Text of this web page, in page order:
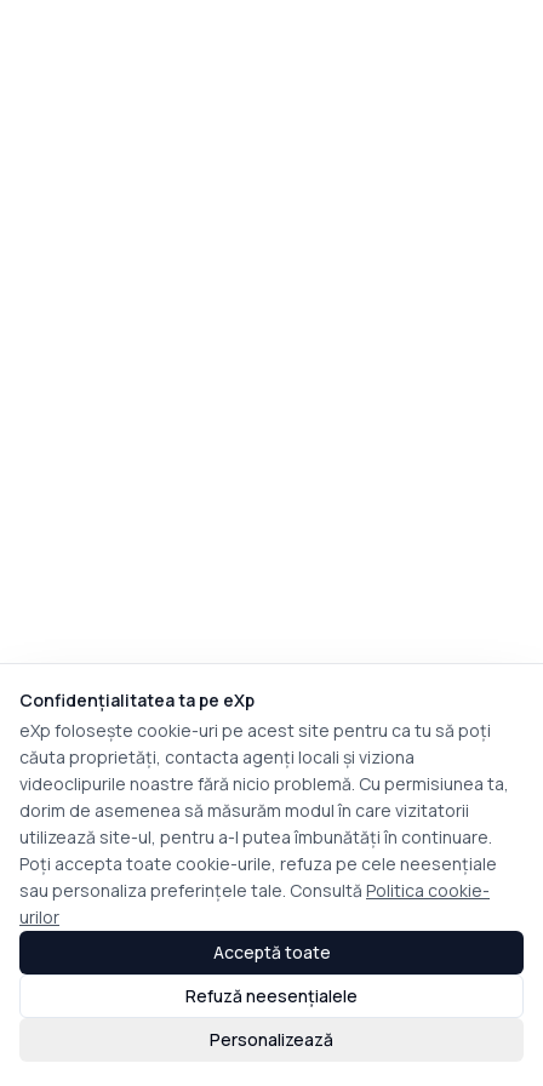
Confidențialitatea ta pe eXp
eXp folosește cookie-uri pe acest site pentru ca tu să poți
căuta proprietăți, contacta agenți locali și viziona
videoclipurile noastre fără nicio problemă. Cu permisiunea ta,
dorim de asemenea să măsurăm modul în care vizitatorii
utilizează site-ul, pentru a-l putea îmbunătăți în continuare.
Poți accepta toate cookie-urile, refuza pe cele neesențiale
sau personaliza preferințele tale. Consultă Politica cookie-
urilor
Personalizează
Refuză neesențialele
Acceptă toate